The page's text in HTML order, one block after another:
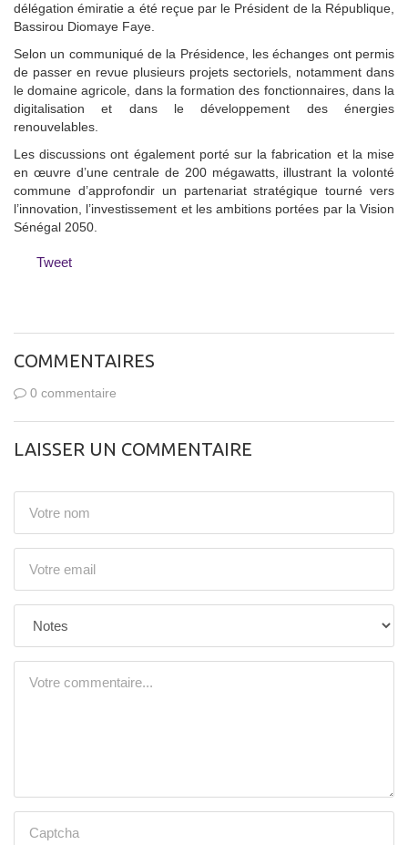
délégation émiratie a été reçue par le Président de la République,
Bassirou Diomaye Faye.
Selon un communiqué de la Présidence, les échanges ont permis
de passer en revue plusieurs projets sectoriels, notamment dans
le domaine agricole, dans la formation des fonctionnaires, dans la
digitalisation et dans le développement des énergies
renouvelables.
Les discussions ont également porté sur la fabrication et la mise
en œuvre d’une centrale de 200 mégawatts, illustrant la volonté
commune d’approfondir un partenariat stratégique tourné vers
l’innovation, l’investissement et les ambitions portées par la Vision
Sénégal 2050.
Tweet
COMMENTAIRES
0 commentaire
LAISSER UN COMMENTAIRE